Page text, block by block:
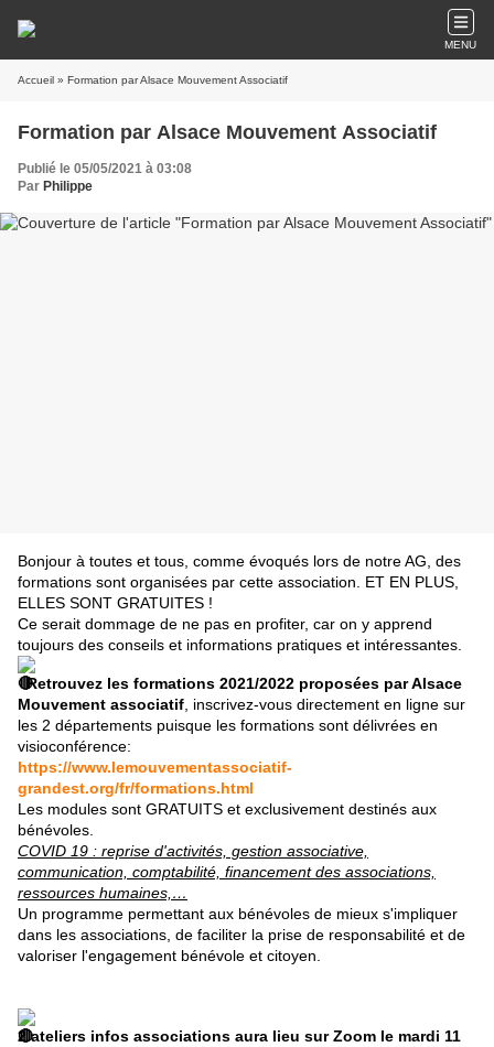
MENU
Accueil » Formation par Alsace Mouvement Associatif
Formation par Alsace Mouvement Associatif
Publié le 05/05/2021 à 03:08
Par Philippe
Bonjour à toutes et tous, comme évoqués lors de notre AG, des
formations sont organisées par cette association. ET EN PLUS,
ELLES SONT GRATUITES !
Ce serait dommage de ne pas en profiter, car on y apprend
toujours des conseils et informations pratiques et intéressantes.
Retrouvez les formations 2021/2022 proposées par Alsace
Mouvement associatif , inscrivez-vous directement en ligne sur
les 2 départements puisque les formations sont délivrées en
visioconférence:
https://www.lemouvementassociatif-
grandest.org/fr/formations.html
Les modules sont GRATUITS et exclusivement destinés aux
bénévoles.
COVID 19 : reprise d'activités, gestion associative,
communication, comptabilité, financement des associations,
ressources humaines,…
Un programme permettant aux bénévoles de mieux s'impliquer
dans les associations, de faciliter la prise de responsabilité et de
valoriser l'engagement bénévole et citoyen.
2 ateliers infos associations aura lieu sur Zoom le mardi 11